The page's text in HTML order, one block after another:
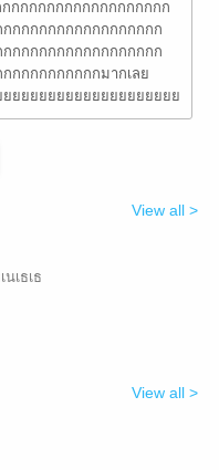
กกกกกกกกกกกกกกกกกก
กกกกกกกกกกกกกกกกก
กกกกกกกกกกกกกกกกก
กกกกกกกกกกมากเลย
ยยยยยยยยยยยยยยยยยยยยยย
View all >
นเธเธ
View all >